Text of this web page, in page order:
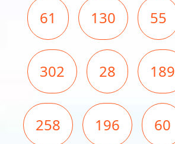
61 130 55
302 28 189
258 196 60